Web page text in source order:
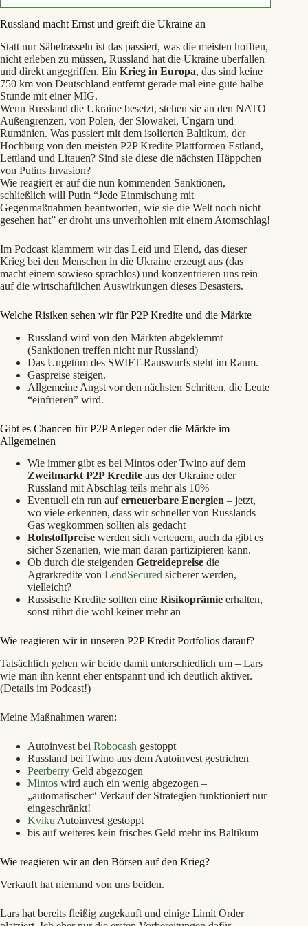
Russland macht Ernst und greift die Ukraine an
Statt nur Säbelrasseln ist das passiert, was die meisten hofften,
nicht erleben zu müssen, Russland hat die Ukraine überfallen
und direkt angegriffen. Ein Krieg in Europa, das sind keine
750 km von Deutschland entfernt gerade mal eine gute halbe
Stunde mit einer MIG.
Wenn Russland die Ukraine besetzt, stehen sie an den NATO
Außengrenzen, von Polen, der Slowakei, Ungarn und
Rumänien. Was passiert mit dem isolierten Baltikum, der
Hochburg von den meisten P2P Kredite Plattformen Estland,
Lettland und Litauen? Sind sie diese die nächsten Häppchen
von Putins Invasion?
Wie reagiert er auf die nun kommenden Sanktionen,
schließlich will Putin “Jede Einmischung mit
Gegenmaßnahmen beantworten, wie sie die Welt noch nicht
gesehen hat” er droht uns unverhohlen mit einem Atomschlag!
Im Podcast klammern wir das Leid und Elend, das dieser
Krieg bei den Menschen in die Ukraine erzeugt aus (das
macht einem sowieso sprachlos) und konzentrieren uns rein
auf die wirtschaftlichen Auswirkungen dieses Desasters.
Welche Risiken sehen wir für P2P Kredite und die Märkte
Russland wird von den Märkten abgeklemmt
(Sanktionen treffen nicht nur Russland)
Das Ungetüm des SWIFT-Rauswurfs steht im Raum.
Gaspreise steigen.
Allgemeine Angst vor den nächsten Schritten, die Leute
“einfrieren” wird.
Gibt es Chancen für P2P Anleger oder die Märkte im
Allgemeinen
Wie immer gibt es bei Mintos oder Twino auf dem
Zweitmarkt P2P Kredite aus der Ukraine oder
Russland mit Abschlag teils mehr als 10%
Eventuell ein run auferneuerbare Energien – jetzt,
wo viele erkennen, dass wir schneller von Russlands
Gas wegkommen sollten als gedacht
Rohstoffpreise werden sich verteuern, auch da gibt es
sicher Szenarien, wie man daran partizipieren kann.
Ob durch die steigenden Getreidepreise die
Agrarkredite von LendSecured sicherer werden,
vielleicht?
Russische Kredite sollten eine Risikoprämie erhalten,
sonst rührt die wohl keiner mehr an
Wie reagieren wir in unseren P2P Kredit Portfolios darauf?
Tatsächlich gehen wir beide damit unterschiedlich um – Lars
wie man ihn kennt eher entspannt und ich deutlich aktiver.
(Details im Podcast!)
Meine Maßnahmen waren:
Autoinvest bei Robocash gestoppt
Russland bei Twino aus dem Autoinvest gestrichen
Peerberry Geld abgezogen
Mintos wird auch ein wenig abgezogen –
„automatischer“ Verkauf der Strategien funktioniert nur
eingeschränkt!
Kviku Autoinvest gestoppt
bis auf weiteres kein frisches Geld mehr ins Baltikum
Wie reagieren wir an den Börsen auf den Krieg?
Verkauft hat niemand von uns beiden.
Lars hat bereits fleißig zugekauft und einige Limit Order